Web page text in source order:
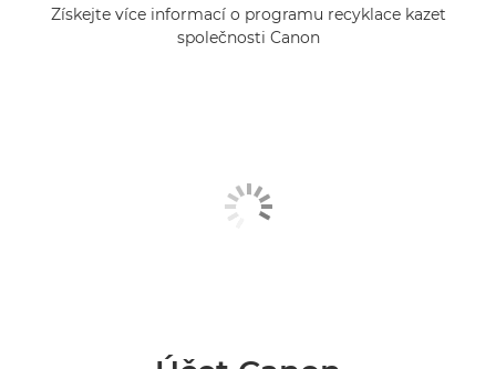
Získejte více informací o programu recyklace kazet
společnosti Canon